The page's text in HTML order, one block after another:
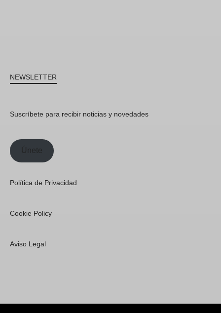
NEWSLETTER
Suscríbete para recibir noticias y novedades
Únete
Política de Privacidad
Cookie Policy
Aviso Legal